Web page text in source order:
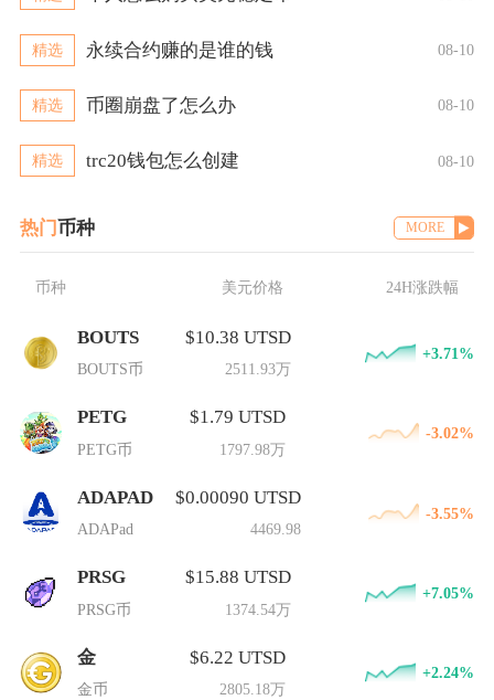
精选 永续合约赚的是谁的钱 08-10
精选 币圈崩盘了怎么办 08-10
精选 trc20钱包怎么创建 08-10
热门币种 MORE
币种 美元价格 24H涨跌幅
BOUTS
BOUTS币
$10.38 UTSD
2511.93万
+3.71%
PETG
PETG币
$1.79 UTSD
1797.98万
-3.02%
ADAPAD
ADAPad
$0.00090 UTSD
4469.98
-3.55%
PRSG
PRSG币
$15.88 UTSD
1374.54万
+7.05%
金
金币
$6.22 UTSD
2805.18万
+2.24%